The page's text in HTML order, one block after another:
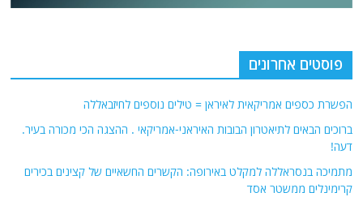
פוסטים אחרונים
הפשרת כספים אמריקאית לאיראן = טילים נוספים לחיזבאללה
ברוכים הבאים לתיאטרון הבובות האיראני-אמריקאי . ההצגה הכי מכורה בעיר.
דעה!
מתמיכה בנסראללה למקלט באירופה: הקשרים החשאיים של קצינים בכירים
קרימינלים ממשטר אסד